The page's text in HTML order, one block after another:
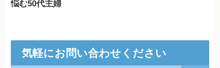
悩む50代主婦
気軽にお問い合わせください